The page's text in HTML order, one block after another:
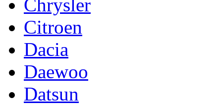
Chrysler
Citroen
Dacia
Daewoo
Datsun